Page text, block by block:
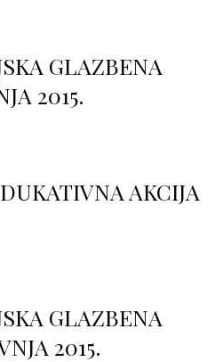
GLAZBENA
2015.
AKCIJA
GLAZBENA
2015.